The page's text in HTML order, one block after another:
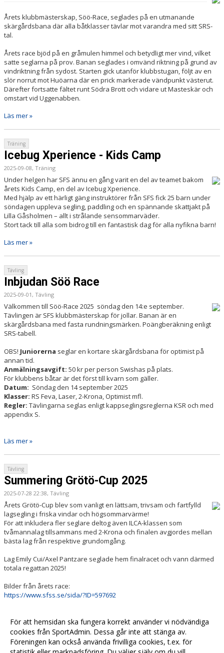
Årets klubbmästerskap, Söö-Race, seglades på en utmanande
skärgårdsbana där alla båtklasser tävlar mot varandra med sitt SRS-
tal.
Årets race bjöd på en gråmulen himmel och betydligt mer vind, vilket
satte seglarna på prov. Banan seglades i omvänd riktning på grund av
vindriktning från sydost. Starten gick utanför klubbstugan, följt av en
slör norrut mot Huöarna där en prick markerade vändpunkt västerut.
Därefter fortsatte fältet runt Södra Brott och vidare ut Masteskär och
omstart vid Uggenabben.
Läs mer »
Träning
Icebug Xperience - Kids Camp
2025-09-08, Träning
Under helgen har SFS ännu en gång varit en del av teamet bakom
årets Kids Camp, en del av Icebug Xperience.
Med hjälp av ett härligt gäng instruktörer från SFS fick 25 barn under
söndagen uppleva segling, paddling och en spännande skattjakt på
Lilla Gåsholmen – allt i strålande sensommarväder.
Stort tack till alla som bidrog till en fantastisk dag för alla nyfikna barn!
Läs mer »
Tävling
Inbjudan Söö Race
2025-09-01, Tävling
Välkommen till Söö-Race 2025 söndag den 14:e september.
Tävlingen är SFS klubbmästerskap för jollar. Banan är en
skärgårdsbana med fasta rundningsmärken. Poängberäkning enligt
SRS-tabell.
OBS! Juniorerna seglar en kortare skärgårdsbana för optimist på
annan tid.
Anmälningsavgift: 50 kr per person Swishas på plats.
För klubbens båtar är det först till kvarn som gäller.
Datum: Söndag den 14 september 2025
Klasser: RS Feva, Laser, 2-Krona, Optimist mfl.
Regler: Tävlingarna seglas enligt kappseglingsreglerna KSR och med
appendix S.
Läs mer »
Tävling
Summering Grötö-Cup 2025
2025-07-28 22:38, Tävling
Årets Grötö-Cup blev som vanligt en lättsam, trivsam och fartfylld
lagsegling i friska vindar och högsommarvärme!
För att inkludera fler seglare deltog även ILCA-klassen som
tvåmannalag tillsammans med 2-Krona och finalen avgjordes mellan
bästa lag från respektive grundomgång.
Lag Emily Cui/Axel Pantzare seglade hem finalracet och vann därmed
totala regattan 2025!
Bilder från årets race:
https://www.sfss.se/sida/?ID=597692
Läs mer »
Fler nyheter >>
För att hemsidan ska fungera korrekt använder vi nödvändiga
cookies från SportAdmin. Dessa går inte att stänga av.
Föreningen kan också använda frivilliga cookies, t.ex. för